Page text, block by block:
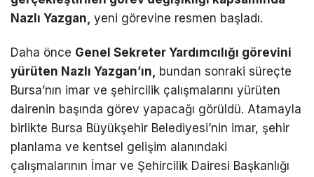
Nazlı Yazgan, yeni görevine resmen başladı.
Daha önce Genel Sekreter Yardımcılığı görevini
yürüten Nazlı Yazgan’ın, bundan sonraki süreçte
Bursa’nın imar ve şehircilik çalışmalarını yürüten
dairenin başında görev yapacağı görüldü. Atamayla
birlikte Bursa Büyükşehir Belediyesi’nin imar, şehir
planlama ve kentsel gelişim alanındaki
çalışmalarının İmar ve Şehircilik Dairesi Başkanlığı